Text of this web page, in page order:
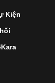
Kiện